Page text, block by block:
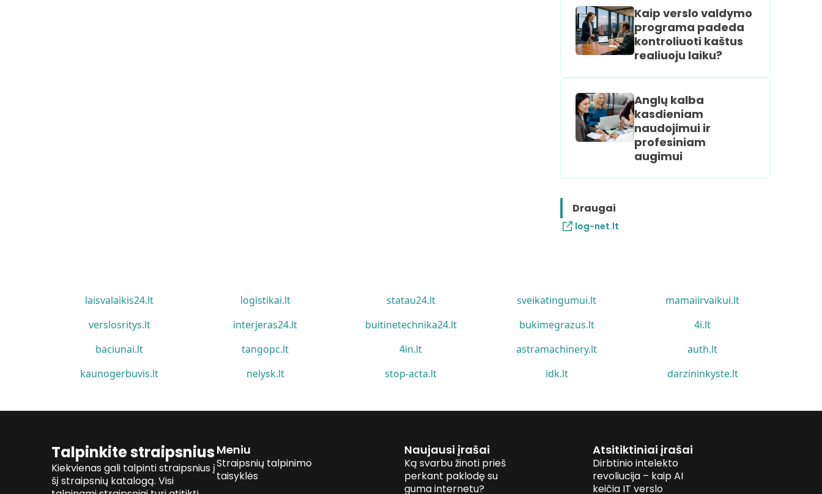
Kaip verslo valdymo
programa padeda
kontroliuoti kaštus
realiuoju laiku?
Anglų kalba
kasdieniam
naudojimui ir
profesiniam
augimui
Draugai
log-net.lt
laisvalaikis24.lt logistikai.lt statau24.lt sveikatingumui.lt
mamaiirvaikui.lt
verslosritys.lt
interjeras24.lt buitinetechnika24.lt bukimegrazus.lt
4i.lt
baciunai.lt
tangopc.lt 4in.lt astramachinery.lt
auth.lt
kaunogerbuvis.lt
nelysk.lt stop-acta.lt idk.lt darzininkyste.lt
Talpinkite straipsnius
Kiekvienas gali talpinti straipsnius į
šį straipsnių katalogą. Visi
Meniu
Straipsnių talpinimo
taisyklės
Naujausi įrašai
Ką svarbu žinoti prieš
perkant paklodę su
guma internetu?
Atsitiktiniai įrašai
Dirbtinio intelekto
revoliucija – kaip AI
keičia IT verslo